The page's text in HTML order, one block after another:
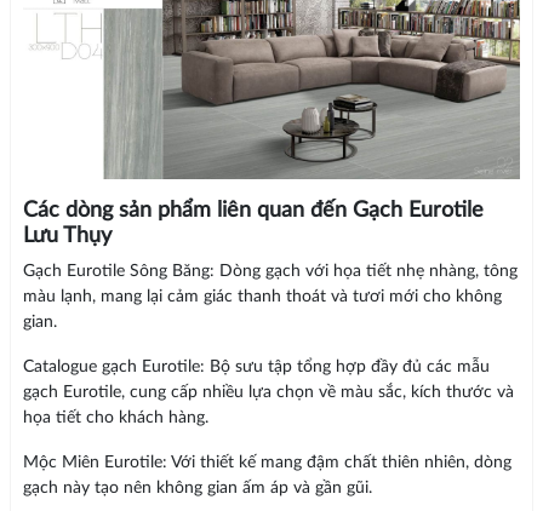
Các dòng sản phẩm liên quan đến Gạch Eurotile
Lưu Thụy
Gạch Eurotile Sông Băng: Dòng gạch với họa tiết nhẹ nhàng, tông
màu lạnh, mang lại cảm giác thanh thoát và tươi mới cho không
gian.
Catalogue gạch Eurotile: Bộ sưu tập tổng hợp đầy đủ các mẫu
gạch Eurotile, cung cấp nhiều lựa chọn về màu sắc, kích thước và
họa tiết cho khách hàng.
Mộc Miên Eurotile: Với thiết kế mang đậm chất thiên nhiên, dòng
gạch này tạo nên không gian ấm áp và gần gũi.